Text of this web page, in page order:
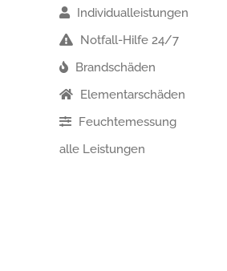
Individualleistungen
Notfall-Hilfe 24/7
Brandschäden
Elementarschäden
Feuchtemessung
alle Leistungen